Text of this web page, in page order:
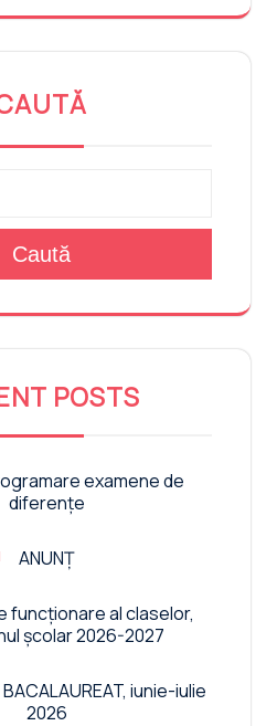
Caută
POSTS
examene de
diferențe
ANUNȚ
funcționare al claselor,
școlar 2026-2027
BACALAUREAT, iunie-iulie
2026